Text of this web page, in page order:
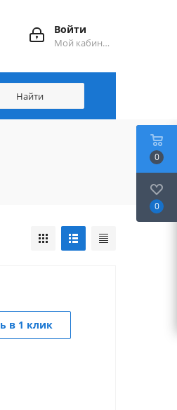
Войти
Мой кабинет
в 1 клик
0
0